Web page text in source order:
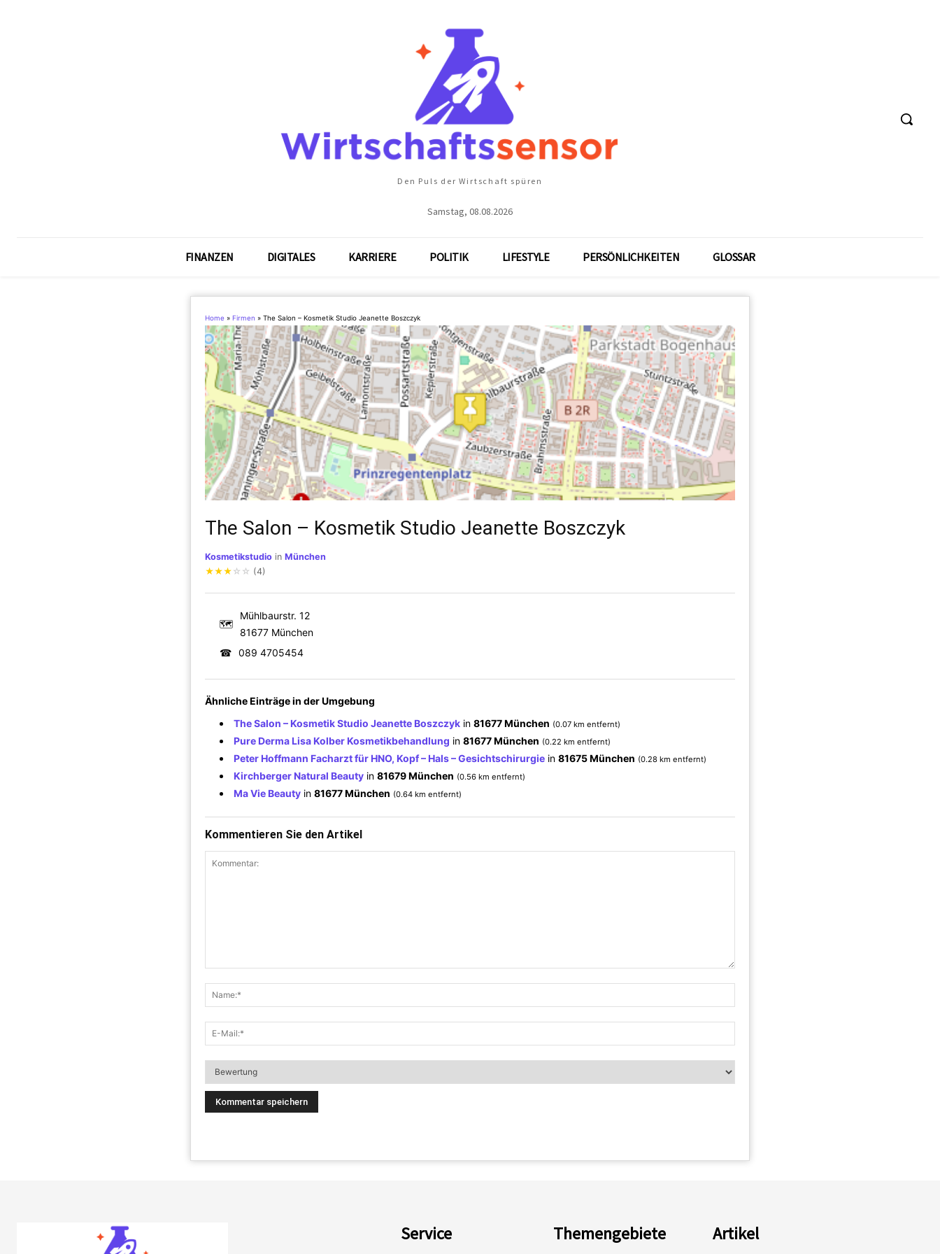
Den Puls der Wirtschaft spüren
Samstag, 08.08.2026
FINANZEN DIGITALES KARRIERE POLITIK LIFESTYLE PERSÖNLICHKEITEN GLOSSAR
Home » Firmen » The Salon – Kosmetik Studio Jeanette Boszczyk
The Salon – Kosmetik Studio Jeanette Boszczyk
Kosmetikstudio in München
★★★ ☆ ☆ (4)
🗺
Mühlbaurstr. 12
81677 München
☎ 089 4705454
Ähnliche Einträge in der Umgebung
The Salon – Kosmetik Studio Jeanette Boszczyk in 81677 München (0.07 km entfernt)
Pure Derma Lisa Kolber Kosmetikbehandlung in 81677 München (0.22 km entfernt)
Peter Hoffmann Facharzt für HNO, Kopf – Hals – Gesichtschirurgie in 81675 München (0.28 km entfernt)
Kirchberger Natural Beauty in 81679 München (0.56 km entfernt)
Ma Vie Beauty in 81677 München (0.64 km entfernt)
Kommentieren Sie den Artikel
Service Themengebiete Artikel